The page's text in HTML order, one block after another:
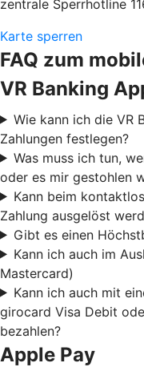
zentrale Sperrhotline
Karte sperren
FAQ zum
VR Banking
Wie kann ich die VR
Zahlungen festlegen?
Was muss ich tun,
oder es mir gestohlen
Kann beim
Zahlung ausgelöst
Gibt es einen
Kann ich auch im
Mastercard)
Kann ich auch mit
girocard Visa Debit
bezahlen?
Apple Pay